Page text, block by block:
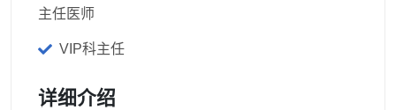
主任医师
VIP科主任
详细介绍